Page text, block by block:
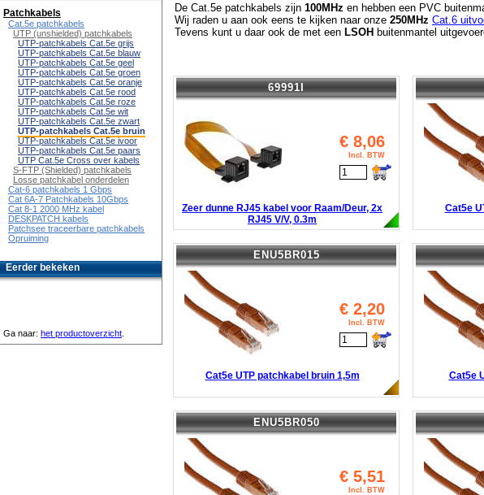
De Cat.5e patchkabels zijn 100MHz en hebben een PVC
Wij raden u aan ook eens te kijken naar onze 250MHz Cat.6
Tevens kunt u daar ook de met een LSOH buitenmantel
69991I
€ 8,06
Incl. BTW
Zeer dunne RJ45 kabel voor Raam/Deur, 2x
RJ45 V/V, 0.3m
Cat5e
ENU5BR015
€ 2,20
Incl. BTW
Cat5e UTP patchkabel bruin 1,5m Cat5e
ENU5BR050
€ 5,51
Incl. BTW
Patchkabels
Cat.5e patchkabels
UTP (unshielded) patchkabels
UTP-patchkabels Cat.5e grijs
UTP-patchkabels Cat.5e blauw
UTP-patchkabels Cat.5e geel
UTP-patchkabels Cat.5e groen
UTP-patchkabels Cat.5e oranje
UTP-patchkabels Cat.5e rood
UTP-patchkabels Cat.5e roze
UTP-patchkabels Cat.5e wit
UTP-patchkabels Cat.5e zwart
UTP-patchkabels Cat.5e bruin
UTP-patchkabels Cat.5e ivoor
UTP-patchkabels Cat.5e paars
UTP Cat.5e Cross over kabels
S-FTP (Shielded) patchkabels
Losse patchkabel onderdelen
Cat-6 patchkabels 1 Gbps
Cat 6A-7 Patchkabels 10Gbps
Cat 8-1 2000 MHz kabel
DESKPATCH kabels
Patchsee traceerbare patchkabels
Opruiming
Eerder bekeken
Ga naar: het productoverzicht